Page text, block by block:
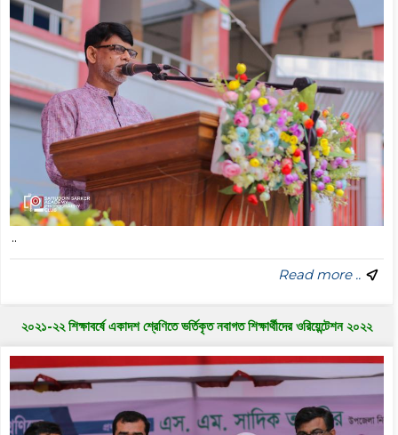
..
Read more ..
২০২১-২২ শিক্ষাবর্ষে একাদশ শ্রেণিতে ভর্তিকৃত নবাগত শিক্ষার্থীদের ওরিয়েন্টেশন ২০২২